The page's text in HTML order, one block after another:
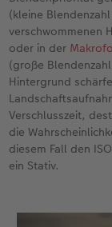
(kleine
verschwommenen
oder in der
(große
Hintergrund
Verschlusszeit,
die
diesem Fall den
ein Stativ.